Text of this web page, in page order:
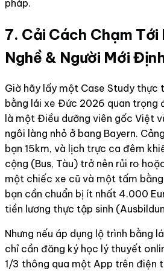
pháp.
7. Cải Cách Chạm Tới
Nghề & Người Mới
Giờ hãy lấy một Case Study thực
bằng lái xe Đức 2026 quan trọng
là một Điều dưỡng viên gốc Việt
ngôi làng nhỏ ở bang Bayern.
bạn 15km, và lịch trực ca đêm
cộng (Bus, Tàu) trở nên rủi ro
một chiếc xe cũ và một tấm
bạn cần chuẩn bị ít nhất 4.000
tiền lương thực tập sinh
Nhưng nếu áp dụng lộ trình bằng
chỉ cần đăng ký học lý thuyết
1/3 thông qua một App trên điện